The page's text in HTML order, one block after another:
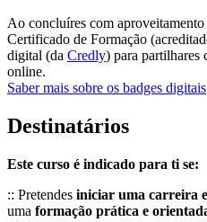
Ao concluíres com aproveitamento
Certificado de Formação
digital (da Credly) para partilhares
online.
Saber mais sobre os badges digitais
Destinatários
Este curso é indicado para ti se:
:: Pretendes iniciar uma carreira
uma formação prática e